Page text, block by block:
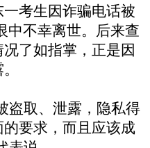
考生因诈骗电话被
中不幸离世。后来查
了如指掌，正是因
取、泄露，隐私得
要求，而且应该成